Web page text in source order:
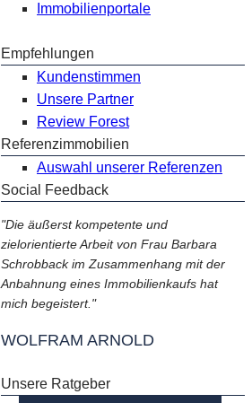
Immobilienportale
Empfehlungen
Kundenstimmen
Unsere Partner
Review Forest
Referenzimmobilien
Auswahl unserer Referenzen
Social Feedback
"Die äußerst kompetente und
zielorientierte Arbeit von Frau Barbara
Schrobback im Zusammenhang mit der
Anbahnung eines Immobilienkaufs hat
mich begeistert."
WOLFRAM ARNOLD
Unsere Ratgeber